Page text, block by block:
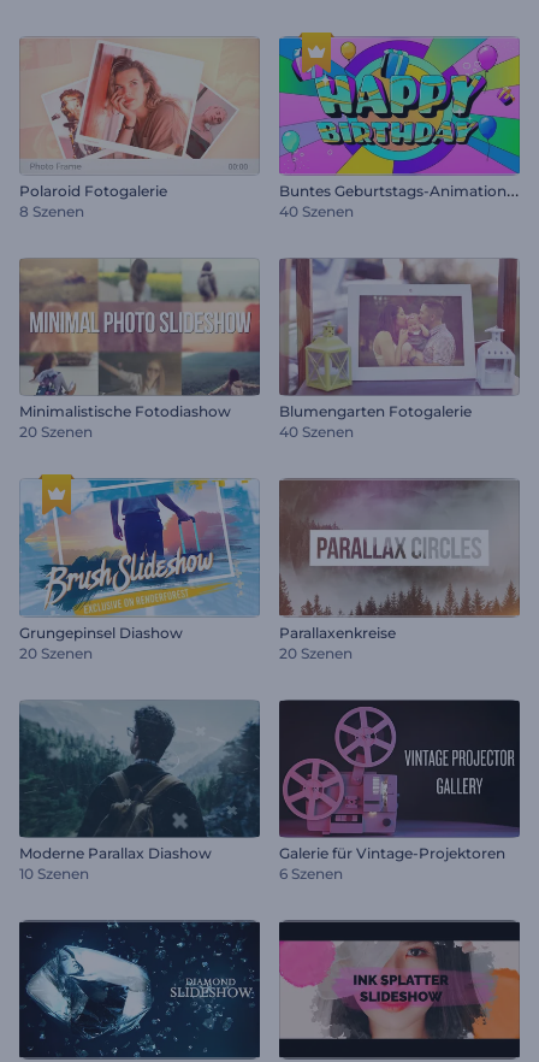
Polaroid Fotogalerie
8 Szenen
B
untes Geburtstags-Animationspaket
40 Szenen
Minimalistische Fotodiashow
20 Szenen
Blumengarten Fotogalerie
40 Szenen
Grungepinsel Diashow
20 Szenen
Parallaxenkreise
20 Szenen
Moderne Parallax Diashow
10 Szenen
Galerie für Vintage-Projektoren
6 Szenen